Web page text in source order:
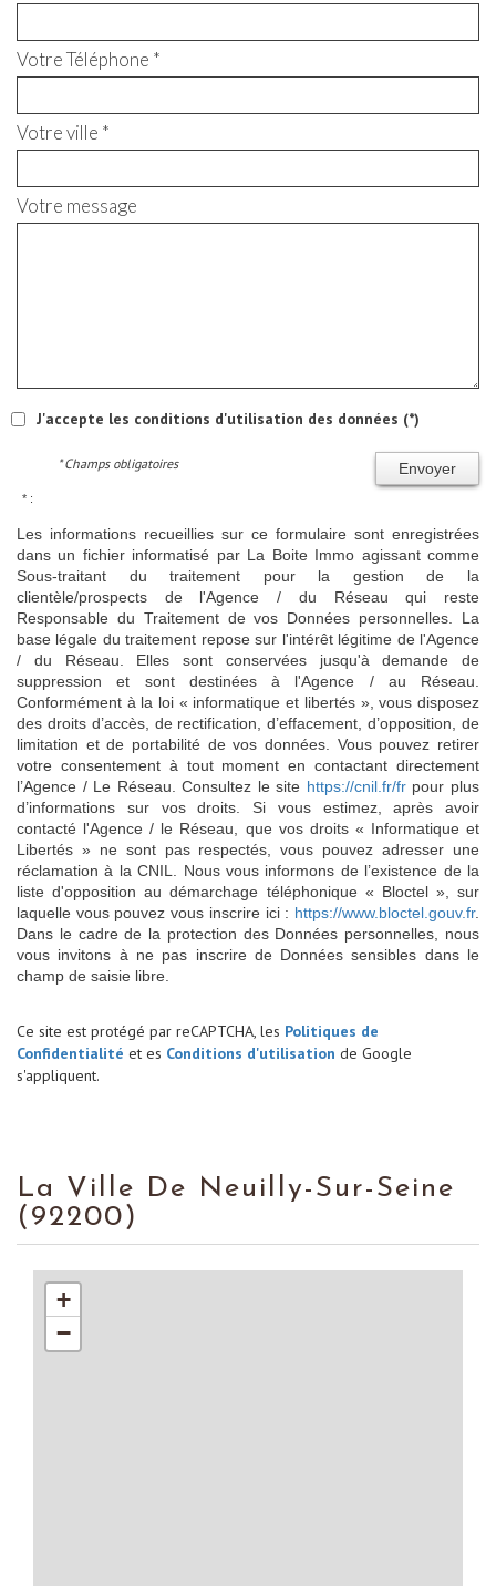
Votre Téléphone *
Votre ville *
Votre message
J'accepte les conditions d'utilisation des données (*)
Envoyer
* Champs obligatoires
* :
Les informations recueillies sur ce formulaire sont enregistrées
dans un fichier informatisé par La Boite Immo agissant comme
Sous-traitant du traitement pour la gestion de la
clientèle/prospects de l'Agence / du Réseau qui reste
Responsable du Traitement de vos Données personnelles. La
base légale du traitement repose sur l'intérêt légitime de l'Agence
/ du Réseau. Elles sont conservées jusqu'à demande de
suppression et sont destinées à l'Agence / au Réseau.
Conformément à la loi « informatique et libertés », vous disposez
des droits d’accès, de rectification, d’effacement, d’opposition, de
limitation et de portabilité de vos données. Vous pouvez retirer
votre consentement à tout moment en contactant directement
l’Agence / Le Réseau. Consultez le site https://cnil.fr/frpour plus
d’informations sur vos droits. Si vous estimez, après avoir
contacté l'Agence / le Réseau, que vos droits « Informatique et
Libertés » ne sont pas respectés, vous pouvez adresser une
réclamation à la CNIL. Nous vous informons de l’existence de la
liste d'opposition au démarchage téléphonique « Bloctel », sur
laquelle vous pouvez vous inscrire ici : https://www.bloctel.gouv.fr.
Dans le cadre de la protection des Données personnelles, nous
vous invitons à ne pas inscrire de Données sensibles dans le
champ de saisie libre.
Ce site est protégé par reCAPTCHA, les Politiques de
Confidentialité et es Conditions d'utilisation de Google
s'appliquent.
La Ville De Neuilly-Sur-Seine
(92200)
+
−